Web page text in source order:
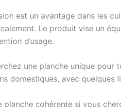
est un avantage dans les
Le produit vise un
d’usage.
une planche unique
domestiques, avec quelques
planche cohérente si vous